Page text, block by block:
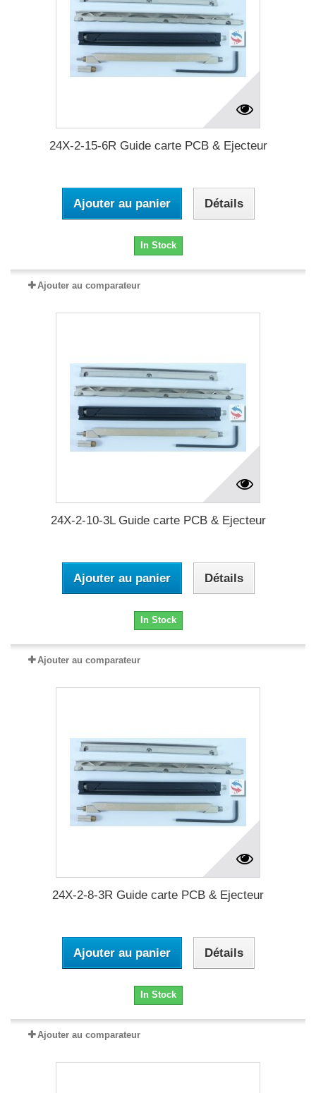
24X-2-15-6R Guide carte PCB & Ejecteur
Ajouter au panier Détails
In Stock
Ajouter au comparateur
24X-2-10-3L Guide carte PCB & Ejecteur
Ajouter au panier Détails
In Stock
Ajouter au comparateur
24X-2-8-3R Guide carte PCB & Ejecteur
Ajouter au panier Détails
In Stock
Ajouter au comparateur